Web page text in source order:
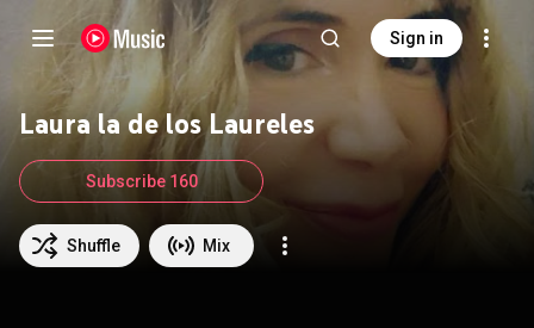
Sign in
Laura la de los Laureles
Shuffle Mix
Subscribe 160